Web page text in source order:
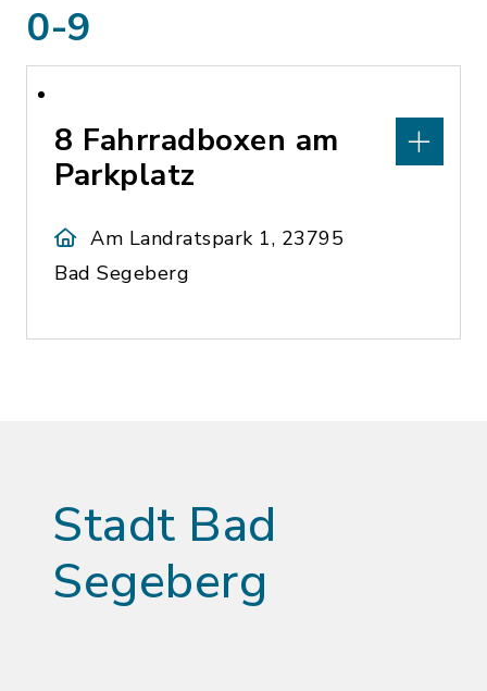
0-9
8 Fahrradboxen am
Parkplatz
Am Landratspark 1, 23795
Bad Segeberg
Stadt Bad
Segeberg